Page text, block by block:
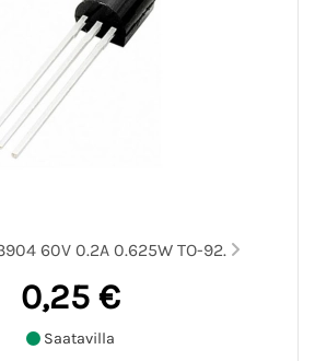
60V 0.2A 0.625W TO-92.
0,25 €
Saatavilla